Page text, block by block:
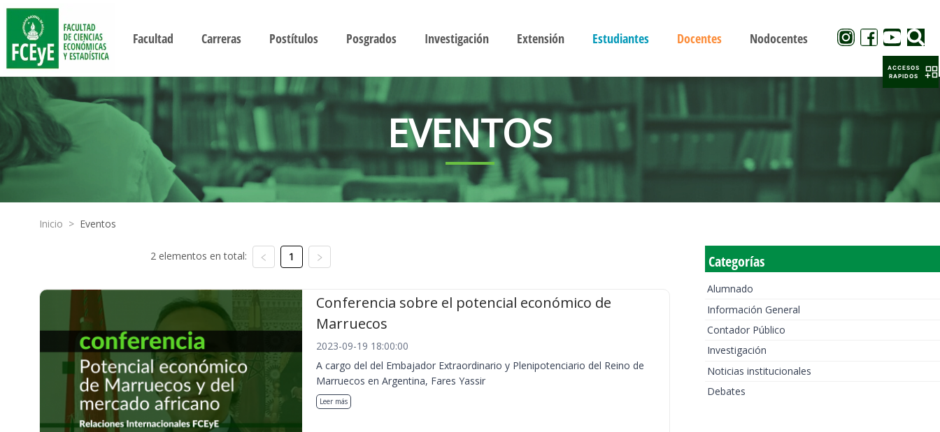
Facultad Carreras Postítulos Posgrados Investigación Extensión Estudiantes Docentes Nodocentes
EVENTOS
Inicio > Eventos
2 elementos en total: 1
Conferencia sobre el potencial económico de
Marruecos
2023-09-19 18:00:00
A cargo del del Embajador Extraordinario y Plenipotenciario del Reino de
Marruecos en Argentina, Fares Yassir
Leer más
Categorías
Alumnado
Información General
Contador Público
Investigación
Noticias institucionales
Debates
ACCESOS
RAPIDOS